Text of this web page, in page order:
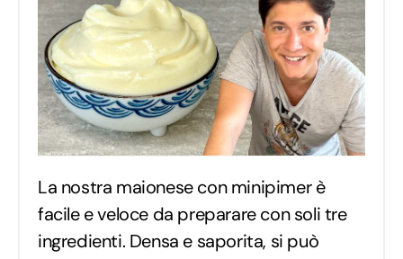
La nostra maionese con minipimer è
facile e veloce da preparare con soli tre
ingredienti. Densa e saporita, si può